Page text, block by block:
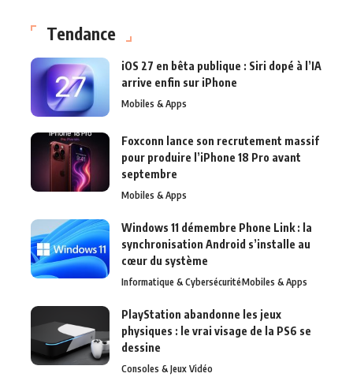
Tendance
iOS 27 en bêta publique : Siri dopé à l’IA
arrive enfin sur iPhone
Mobiles & Apps
Foxconn lance son recrutement massif
pour produire l’iPhone 18 Pro avant
septembre
Mobiles & Apps
Windows 11 démembre Phone Link : la
synchronisation Android s’installe au
cœur du système
Informatique & CybersécuritéMobiles & Apps
PlayStation abandonne les jeux
physiques : le vrai visage de la PS6 se
dessine
Consoles & Jeux Vidéo